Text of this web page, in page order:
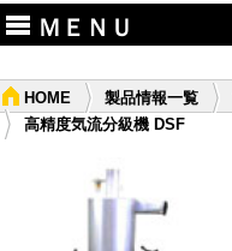
ＭＥＮＵ
HOME 製品情報一覧
高精度気流分級機 DSF